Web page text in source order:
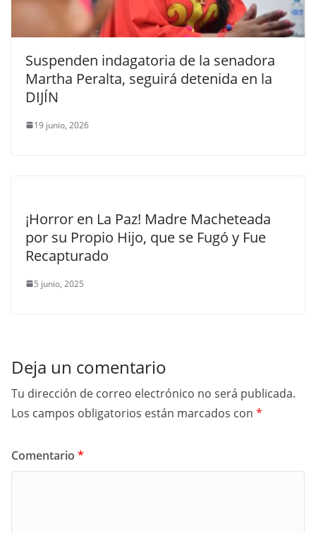
Suspenden indagatoria de la senadora
Martha Peralta, seguirá detenida en la
DIJÍN
19 junio, 2026
¡Horror en La Paz! Madre Macheteada
por su Propio Hijo, que se Fugó y Fue
Recapturado
5 junio, 2025
Deja un comentario
Tu dirección de correo electrónico no será publicada.
Los campos obligatorios están marcados con *
Comentario *